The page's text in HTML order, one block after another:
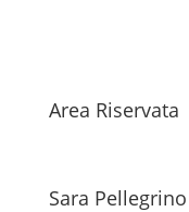
Area Riservata
Sara Pellegrino